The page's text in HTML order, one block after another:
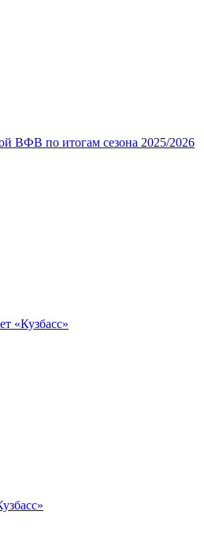
ВФВ по итогам сезона 2025/2026
«Кузбасс»